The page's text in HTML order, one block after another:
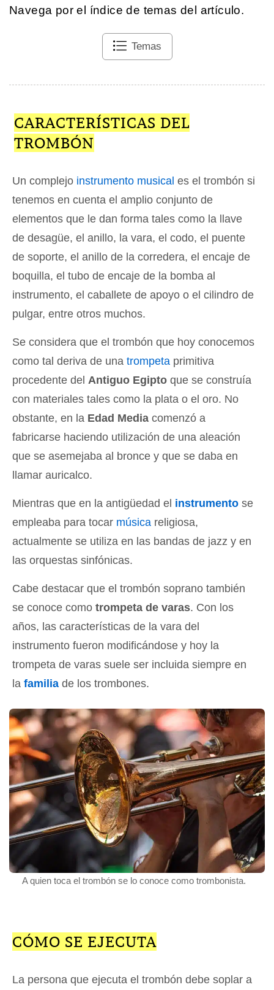
Navega por el índice de temas del artículo.
Temas
CARACTERÍSTICAS DEL
TROMBÓN
Un complejo instrumento musical es el trombón si
tenemos en cuenta el amplio conjunto de
elementos que le dan forma tales como la llave
de desagüe, el anillo, la vara, el codo, el puente
de soporte, el anillo de la corredera, el encaje de
boquilla, el tubo de encaje de la bomba al
instrumento, el caballete de apoyo o el cilindro de
pulgar, entre otros muchos.
Se considera que el trombón que hoy conocemos
como tal deriva de una trompeta primitiva
procedente del Antiguo Egipto que se construía
con materiales tales como la plata o el oro. No
obstante, en la Edad Media comenzó a
fabricarse haciendo utilización de una aleación
que se asemejaba al bronce y que se daba en
llamar auricalco.
Mientras que en la antigüedad el instrumento se
empleaba para tocar música religiosa,
actualmente se utiliza en las bandas de jazz y en
las orquestas sinfónicas.
Cabe destacar que el trombón soprano también
se conoce como trompeta de varas. Con los
años, las características de la vara del
instrumento fueron modificándose y hoy la
trompeta de varas suele ser incluida siempre en
la familia de los trombones.
A quien toca el trombón se lo conoce como trombonista.
CÓMO SE EJECUTA
La persona que ejecuta el trombón debe soplar a